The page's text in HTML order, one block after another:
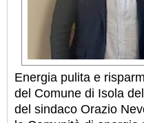
Energia pulita e
del Comune di Isola
del sindaco Orazio